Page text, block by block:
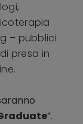
– pubblici
presa in
”.